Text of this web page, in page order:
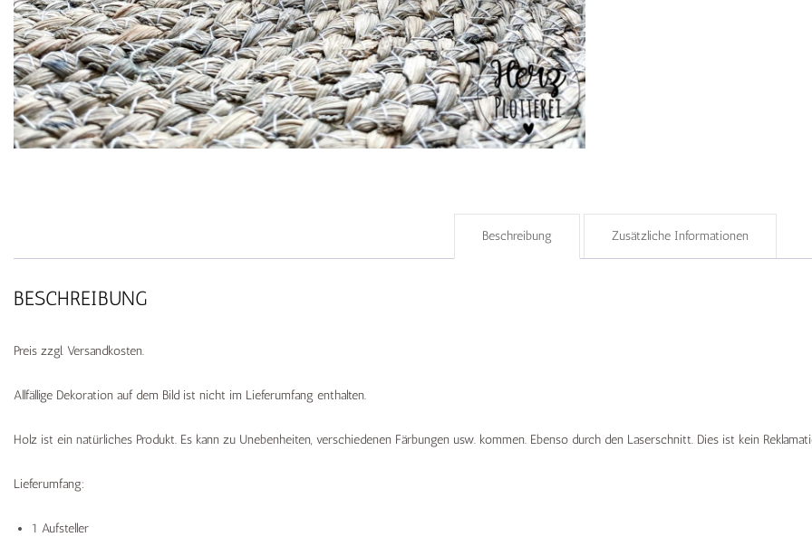
Beschreibung Zusätzliche Informationen
BESCHREIBUNG
Preis zzgl. Versandkosten.
Allfällige Dekoration auf dem Bild ist nicht im Lieferumfang enthalten.
Holz ist ein natürliches Produkt. Es kann zu Unebenheiten, verschiedenen Färbungen usw. kommen. Ebenso durch den Laserschnitt. Dies ist kein
Lieferumfang:
1 Aufsteller